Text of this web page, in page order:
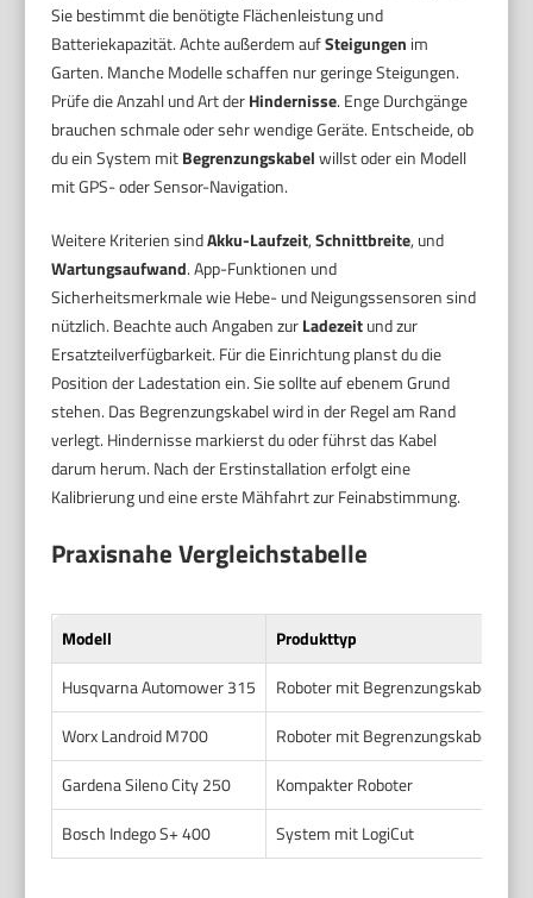
Sie bestimmt die benötigte Flächenleistung und
Batteriekapazität. Achte außerdem aufSteigungen im
Garten. Manche Modelle schaffen nur geringe Steigungen.
Prüfe die Anzahl und Art derHindernisse. Enge Durchgänge
brauchen schmale oder sehr wendige Geräte. Entscheide, ob
du ein System mitBegrenzungskabelwillst oder ein Modell
mit GPS- oder Sensor-Navigation.
Weitere Kriterien sindAkku-Laufzeit,Schnittbreite, und
Wartungsaufwand. App-Funktionen und
Sicherheitsmerkmale wie Hebe- und Neigungssensoren sind
nützlich. Beachte auch Angaben zurLadezeitund zur
Ersatzteilverfügbarkeit. Für die Einrichtung planst du die
Position der Ladestation ein. Sie sollte auf ebenem Grund
stehen. Das Begrenzungskabel wird in der Regel am Rand
verlegt. Hindernisse markierst du oder führst das Kabel
darum herum. Nach der Erstinstallation erfolgt eine
Kalibrierung und eine erste Mähfahrt zur Feinabstimmung.
Praxisnahe Vergleichstabelle
Modell Produkttyp
Husqvarna Automower 315
Roboter mit Begrenzungskabel
Worx Landroid M700
Roboter mit Begrenzungskabel
Gardena Sileno City 250
Kompakter Roboter
Bosch Indego S+ 400
System mit LogiCut